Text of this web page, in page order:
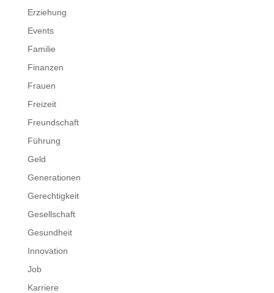
Erziehung
Events
Familie
Finanzen
Frauen
Freizeit
Freundschaft
Führung
Geld
Generationen
Gerechtigkeit
Gesellschaft
Gesundheit
Innovation
Job
Karriere